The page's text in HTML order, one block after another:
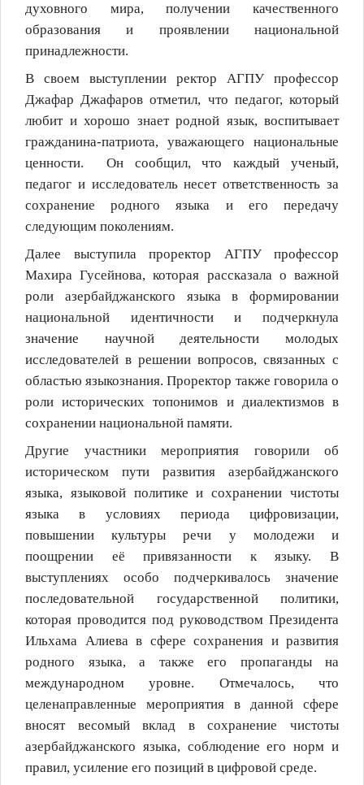
духовного мира, получении качественного
образования и проявлении национальной
принадлежности.
В своем выступлении ректор АГПУ профессор
Джафар Джафаров отметил, что педагог, который
любит и хорошо знает родной язык, воспитывает
гражданина-патриота, уважающего национальные
ценности.
Он сообщил, что каждый ученый,
педагог и исследователь несет ответственность за
сохранение родного языка и его передачу
следующим поколениям.
Далее выступила проректор АГПУ профессор
Махира Гусейнова, которая рассказала о важной
роли азербайджанского языка в формировании
национальной идентичности и подчеркнула
значение научной деятельности молодых
исследователей в решении вопросов, связанных с
областью языкознания. Проректор также говорила о
роли исторических топонимов и диалектизмов в
сохранении национальной памяти.
Другие участники мероприятия говорили об
историческом пути развития азербайджанского
языка, языковой политике и сохранении чистоты
языка в условиях периода цифровизации,
повышении культуры речи у молодежи и
поощрении её привязанности к языку. В
выступлениях особо подчеркивалось значение
последовательной государственной политики,
которая проводится под руководством Президента
Ильхама Алиева в сфере сохранения и развития
родного языка, а также его пропаганды на
международном уровне. Отмечалось, что
целенаправленные мероприятия в данной сфере
вносят весомый вклад в сохранение чистоты
азербайджанского языка, соблюдение его норм и
правил, усиление его позиций в цифровой среде.